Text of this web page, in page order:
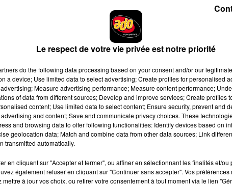
de cookies que vous avez exprimé. Si vous souhaitez
en cliquant sur le bouton ci-dessous.
l'élément
Le respect de votre vie privée est notre priorité
do the following data processing based on your consent and/or our
a device; Use limited data to select advertising; Create profiles for personalised
Measure advertising performance; Measure content performance;
of data from different sources; Develop and improve services; Create profiles
content; Use limited data to select content; Ensure security, prevent and
and content; Save and communicate privacy choices. These
and browsing data to offer following functionalities: Identify devices based on
geolocation data; Match and combine data from other data sources; Link
transmitted automatically.
en cliquant sur "Accepter et fermer", ou affiner en sélectionnant les finalités et/
également refuser en cliquant sur "Continuer sans accepter". Vos
mettre à jour vos choix, ou retirer votre consentement à tout moment via le lien